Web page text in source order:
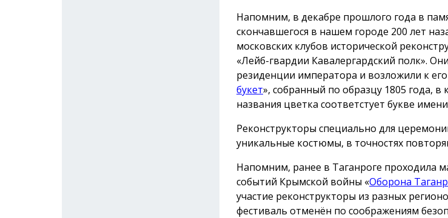
Напомним, в декабре прошлого года в
скончавшегося в нашем городе 200 лет
московских клубов исторической
«Лейб-гвардии Кавалергардский полк».
резиденции императора и возложили к
букет», собранный по образцу 1805 года,
названия цветка соответстует букве
Реконструкторы специально для
уникальные костюмы, в точностях
Напомним, ранее в Таганроге проходила
событий Крымской войны «Оборона
участие реконструкторы из разных
фестиваль отменён по соображениям